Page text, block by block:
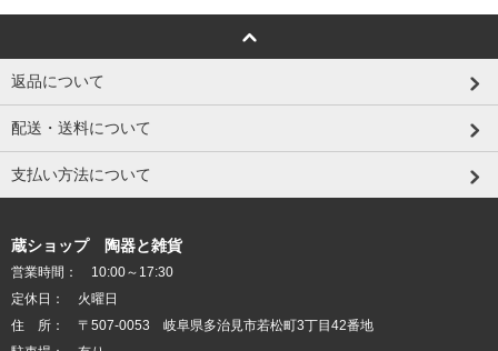
返品について
配送・送料について
支払い方法について
蔵ショップ 陶器と雑貨
営業時間： 10:00～17:30
定休日： 火曜日
住 所： 〒507-0053 岐阜県多治見市若松町3丁目42番地